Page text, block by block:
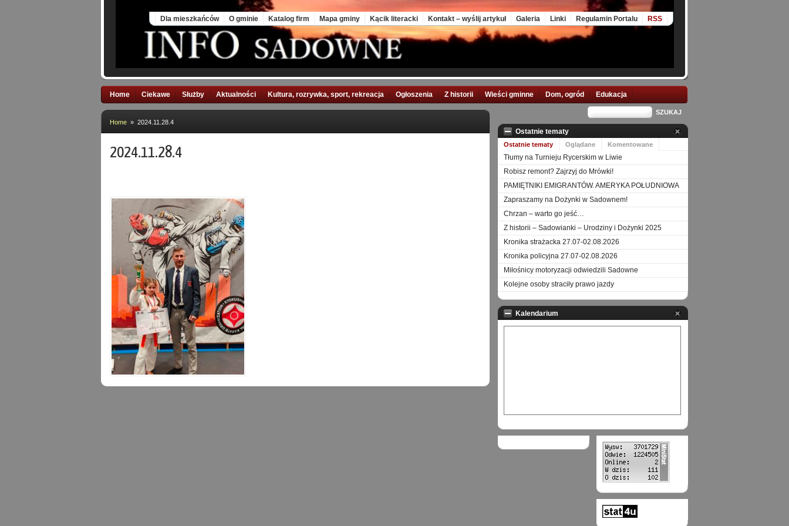
Dla mieszkańców O gminie Katalog firm Mapa gminy Kącik literacki Kontakt – wyślij artykuł Galeria Linki Regulamin Portalu RSS
Home Ciekawe Służby Aktualności Kultura, rozrywka, sport, rekreacja Ogłoszenia Z historii Wieści gminne Dom, ogród Edukacja
Home » 2024.11.28.4
2024.11.28.4
Ostatnie tematy
Ostatnie tematy Oglądane Komentowane
Tłumy na Turnieju Rycerskim w Liwie
Robisz remont? Zajrzyj do Mrówki!
PAMIĘTNIKI EMIGRANTÓW. AMERYKA POŁUDNIOWA
Zapraszamy na Dożynki w Sadownem!
Chrzan – warto go jeść…
Z historii – Sadowianki – Urodziny i Dożynki 2025
Kronika strażacka 27.07-02.08.2026
Kronika policyjna 27.07-02.08.2026
Miłośnicy motoryzacji odwiedzili Sadowne
Kolejne osoby straciły prawo jazdy
Kalendarium